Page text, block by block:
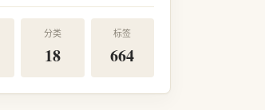
分类
18
标签
664